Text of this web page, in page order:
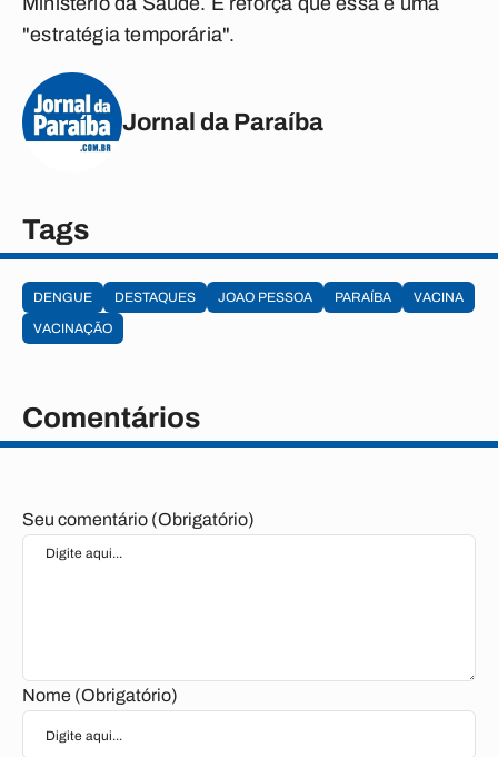
"estratégia temporária".
Jornal da Paraíba
Tags
DENGUE DESTAQUES JOAO PESSOA PARAÍBA
VACINA
VACINAÇÃO
Comentários
Seu comentário (Obrigatório)
Nome (Obrigatório)